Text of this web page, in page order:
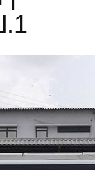
.1